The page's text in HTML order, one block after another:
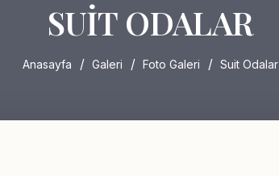
SUIT ODALAR
Anasayfa Galeri Foto Galeri Suit Odalar